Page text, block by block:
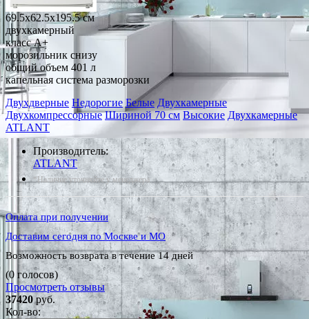
69.5x62.5x195.5 см
двухкамерный
класс A+
морозильник снизу
общий объем 401 л
капельная система разморозки
Двухдверные Недорогие Белые Двухкамерные
Двухкомпрессорные Шириной 70 см Высокие Двухкамерные
ATLANT
Производитель:
ATLANT
*Наличие уточняйте у менеджера
Оплата при получении
Доставим сегодня по Москве и МО
Возможность возврата в течение 14 дней
(0 голосов)
Просмотреть отзывы
37420руб.
Кол-во: